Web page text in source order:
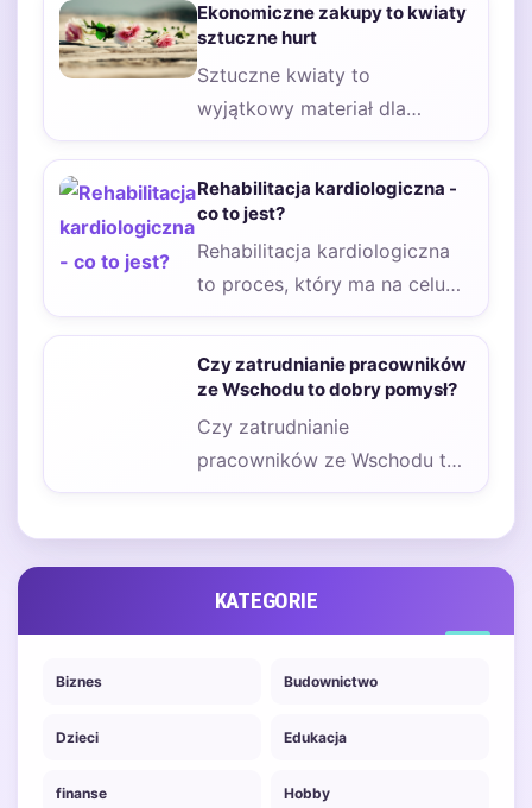
która została sformułowana
przez…
Ekonomiczne zakupy to kwiaty
sztuczne hurt
Sztuczne kwiaty to
wyjątkowy materiał dla
kwiaciarni, projektantów i
osób, które chcą stworzyć w
domu…
Rehabilitacja kardiologiczna -
co to jest?
Rehabilitacja kardiologiczna
to proces, który ma na celu
wsparcie pacjentów po
przebytych chorobach serca
oraz…
Czy zatrudnianie pracowników
ze Wschodu to dobry pomysł?
Czy zatrudnianie
pracowników ze Wschodu to
dobry pomysł? Obecnie wielu
KATEGORIE
Biznes Budownictwo
Dzieci Edukacja
finanse Hobby